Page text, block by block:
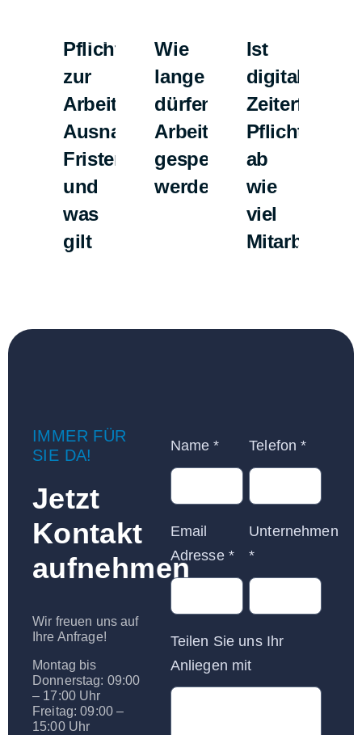
Pflicht
zur
Arbeitszeiterfassung:
Ausnahmen,
Fristen
und
was
gilt
Wie
lange
dürfen
Arbeitszeitdaten
gespeichert
werden?
Ist
digitale
Pflicht
ab
wie
viel
Mitarbeiter?
IMMER FÜR
SIE DA!
Jetzt
Kontakt
aufnehmen
Wir freuen uns auf
Ihre Anfrage!
Montag bis
Donnerstag: 09:00
– 17:00 Uhr
Freitag: 09:00 –
15:00 Uhr
Name* Telefon*
Email
Adresse *
Unternehmen
*
Teilen Sie uns Ihr
Anliegen mit